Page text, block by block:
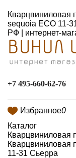
Кварцвиниловая
sequoia ECO 11-
РФ | интернет-
+7 495-660-62-76
Избранное0
Каталог
Кварцвиниловая
Кварцвиниловая
11-31 Сьерра